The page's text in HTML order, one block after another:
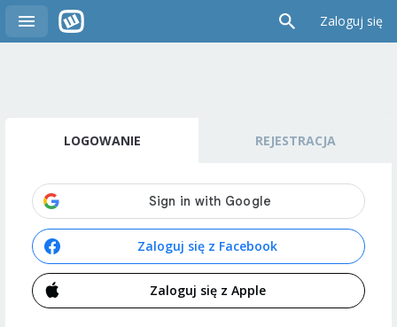
Zaloguj się
LOGOWANIE REJESTRACJA
Zaloguj się z Facebook
Zaloguj się z Apple